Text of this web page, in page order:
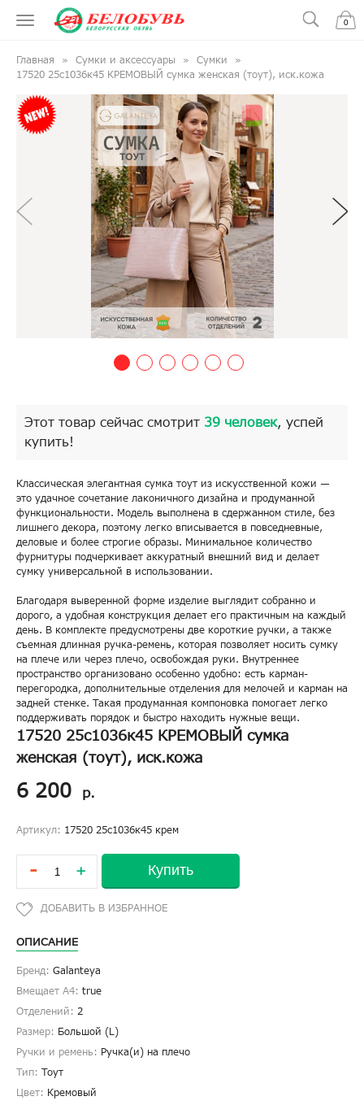
0
Главная Сумки и аксессуары
Сумки
17520 25с1036к45 КРЕМОВЫЙ сумка женская (тоут), иск.кожа
Этот товар сейчас смотрит 39 человек, успей
купить!
Классическая элегантная сумка тоут из искусственной кожи —
это удачное сочетание лаконичного дизайна и продуманной
функциональности. Модель выполнена в сдержанном стиле, без
лишнего декора, поэтому легко вписывается в повседневные,
деловые и более строгие образы. Минимальное количество
фурнитуры подчеркивает аккуратный внешний вид и делает
сумку универсальной в использовании.
Благодаря выверенной форме изделие выглядит собранно и
дорого, а удобная конструкция делает его практичным на каждый
день. В комплекте предусмотрены две короткие ручки, а также
съемная длинная ручка-ремень, которая позволяет носить сумку
на плече или через плечо, освобождая руки. Внутреннее
пространство организовано особенно удобно: есть карман-
перегородка, дополнительные отделения для мелочей и карман на
задней стенке. Такая продуманная компоновка помогает легко
поддерживать порядок и быстро находить нужные вещи.
17520 25с1036к45 КРЕМОВЫЙ сумка
женская (тоут), иск.кожа
6 200 р.
Артикул: 17520 25с1036к45 крем
- + Купить
ОПИСАНИЕ
Бренд: Galanteya
Вмещает А4: true
Отделений: 2
Размер: Большой (L)
Ручки и ремень: Ручка(и) на плечо
Тип: Тоут
Цвет: Кремовый